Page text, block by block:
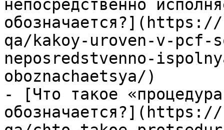
непосредственно
qa/kakoy-uroven-v-pcf-
neposredstvenno-
oboznachaetsya/)
- [Что такое